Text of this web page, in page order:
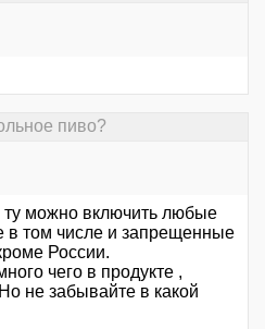
пиво?
ту можно включить любые
в том числе и запрещенные
России.
чего в продукте ,
не забывайте в какой